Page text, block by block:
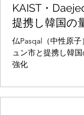
KAIST・
提携し韓国の
を強化
仏Pasqal（中性原子
ュン市と提携し韓国
強化